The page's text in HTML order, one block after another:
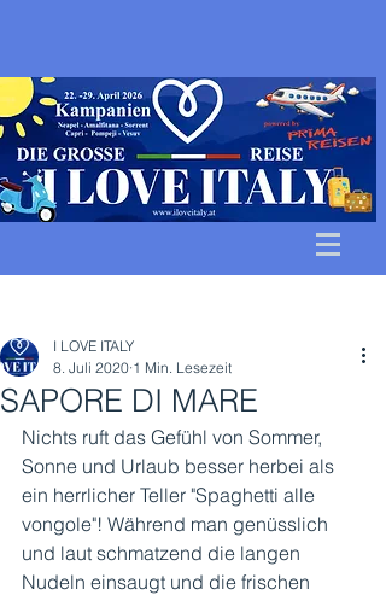
SAPORE DI MARE
I LOVE ITALY
8. Juli 2020 1 Min. Lesezeit
Nichts ruft das Gefühl von Sommer,
Sonne und Urlaub besser herbei als
ein herrlicher Teller "Spaghetti alle
vongole"! Während man genüsslich
und laut schmatzend die langen
Nudeln einsaugt und die frischen